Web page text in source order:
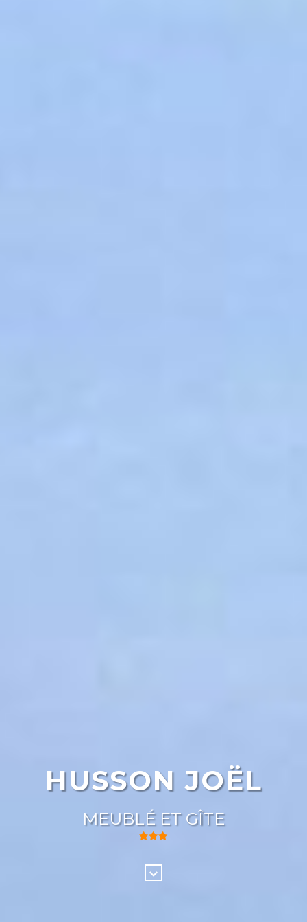
HUSSON JOËL
MEUBLÉ ET GÎTE